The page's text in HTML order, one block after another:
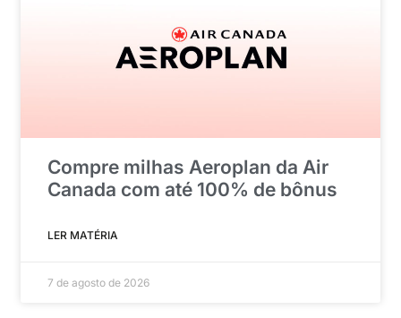
Compre milhas Aeroplan da Air
Canada com até 100% de bônus
LER MATÉRIA
7 de agosto de 2026